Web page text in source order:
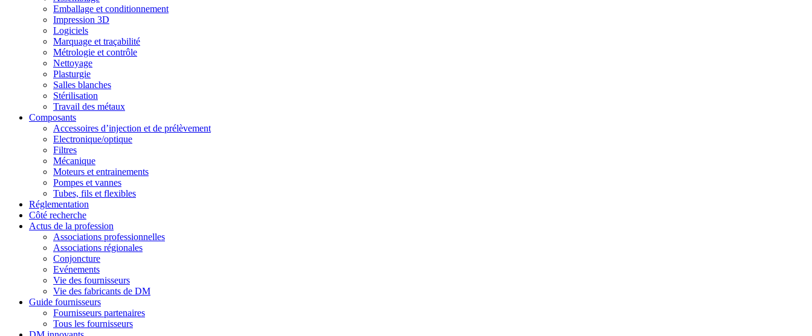
Emballage et conditionnement
Impression 3D
Logiciels
Marquage et traçabilité
Métrologie et contrôle
Nettoyage
Plasturgie
Salles blanches
Stérilisation
Travail des métaux
Composants
Accessoires d’injection et de prélèvement
Electronique/optique
Filtres
Mécanique
Moteurs et entrainements
Pompes et vannes
Tubes, fils et flexibles
Réglementation
Côté recherche
Actus de la profession
Associations professionnelles
Associations régionales
Conjoncture
Evénements
Vie des fournisseurs
Vie des fabricants de DM
Guide fournisseurs
Fournisseurs partenaires
Tous les fournisseurs